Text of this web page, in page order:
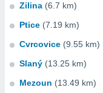
Zilina (6.7 km)
Ptice (7.19 km)
Cvrcovice (9.55 km)
Slaný (13.25 km)
Mezoun (13.49 km)